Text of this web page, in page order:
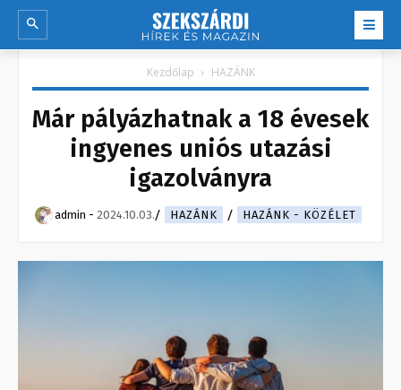
Kezdőlap HAZÁNK
Már pályázhatnak a 18 évesek
ingyenes uniós utazási
igazolványra
admin - 2024.10.03. HAZÁNK HAZÁNK - KÖZÉLET